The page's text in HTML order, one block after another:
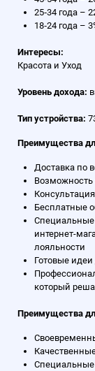
25‑34 года –
18‑24 года –
Интересы:
Красота и Уход
Уровень дохода:
Тип устройства:
Преимущества
Доставка по
Возможность
Бесплатные
Специальные
интернет-
лояльности
Готовые
который
Преимущества
Специальные